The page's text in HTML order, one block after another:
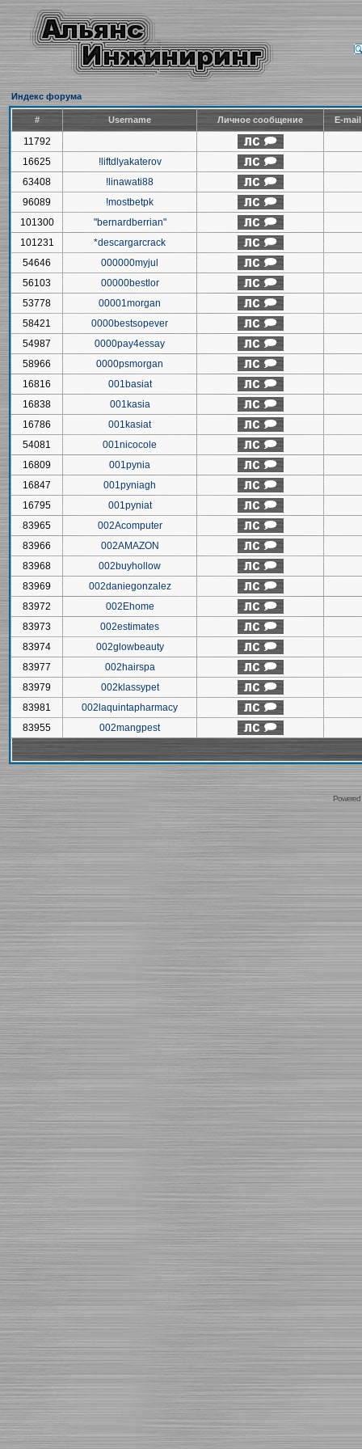
Индекс форума
# Username Личное сообщение E-
11792
16625
!liftdlyakaterov
63408
!linawati88
96089
!mostbetpk
101300
"bernardberrian"
101231
*descargarcrack
54646
000000myjul
56103
00000bestlor
53778
00001morgan
58421
0000bestsopever
54987
0000pay4essay
58966
0000psmorgan
16816
001basiat
16838
001kasia
16786
001kasiat
54081
001nicocole
16809
001pynia
16847
001pyniagh
16795
001pyniat
83965
002Acomputer
83966
002AMAZON
83968
002buyhollow
83969
002daniegonzalez
83972
002Ehome
83973
002estimates
83974
002glowbeauty
83977
002hairspa
83979
002klassypet
83981
002laquintapharmacy
83955
002mangpest